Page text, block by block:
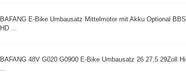
BAFANG E-Bike Umbausatz Mittelmotor mit Akku Optional
HD ...
BAFANG 48V G020 G0900 E-Bike Umbausatz 26 27,5 29Zoll